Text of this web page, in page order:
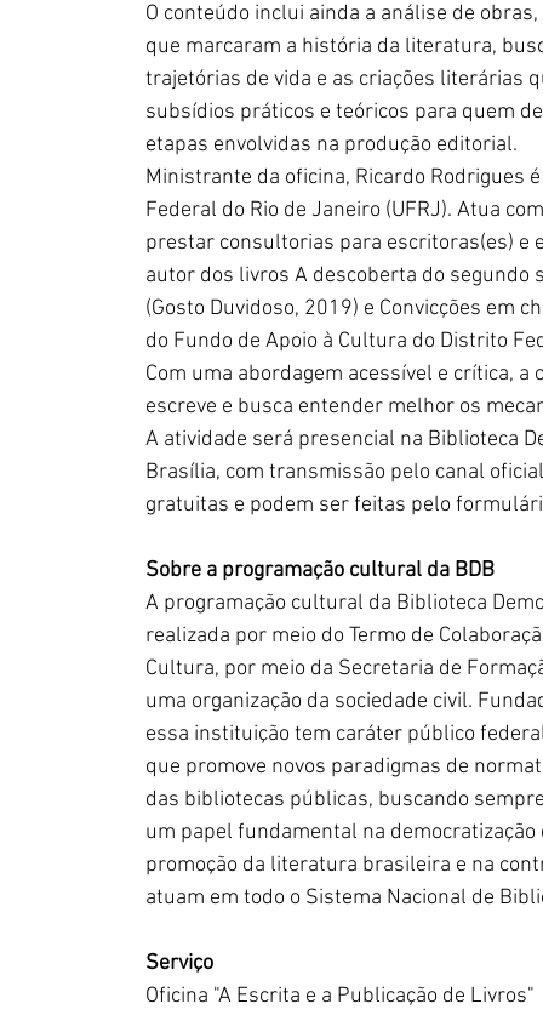
O conteúdo inclui ainda a análise de
que marcaram a história da literatura,
trajetórias de vida e as criações literárias
subsídios práticos e teóricos para quem
etapas envolvidas na produção editorial.
Ministrante da oficina, Ricardo Rodrigues
Federal do Rio de Janeiro (UFRJ). Atua
prestar consultorias para escritoras(es) e
autor dos livros A descoberta do segundo
(Gosto Duvidoso, 2019) e Convicções em
do Fundo de Apoio à Cultura do Distrito
Com uma abordagem acessível e crítica,
escreve e busca entender melhor os
A atividade será presencial na Biblioteca
Brasília, com transmissão pelo canal
gratuitas e podem ser feitas pelo
Sobre a programação cultural da BDB
A programação cultural da Biblioteca
realizada por meio do Termo de
Cultura, por meio da Secretaria de
uma organização da sociedade civil.
essa instituição tem caráter público
que promove novos paradigmas de
das bibliotecas públicas, buscando
um papel fundamental na
promoção da literatura brasileira e na
atuam em todo o Sistema Nacional de
Serviço
Oficina "A Escrita e a Publicação de Livros"